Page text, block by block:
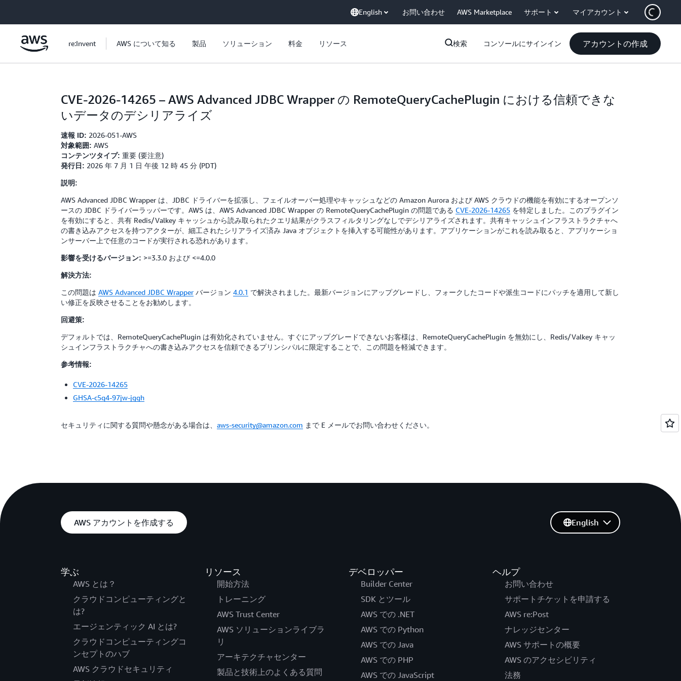
English お問い合わせ AWS Marketplace サポート マイアカウント
re:Invent AWS について知る 製品 ソリューション 料金 リソース 検索 コンソールにサインイン アカウントの作成
CVE-2026-14265 – AWS Advanced JDBC Wrapper の RemoteQueryCachePlugin における信頼できな
いデータのデシリアライズ
速報 ID: 2026-051-AWS
対象範囲: AWS
コンテンツタイプ: 重要 (要注意)
発行日: 2026 年 7 月 1 日 午後 12 時 45 分 (PDT)
説明:
AWS Advanced JDBC Wrapper は、JDBC ドライバーを拡張し、フェイルオーバー処理やキャッシュなどの Amazon Aurora および AWS クラウドの機能を有効にするオープンソ
ースの JDBC ドライバーラッパーです。AWS は、AWS Advanced JDBC Wrapper の RemoteQueryCachePlugin の問題である CVE-2026-14265 を特定しました。このプラグイン
を有効にすると、共有 Redis/Valkey キャッシュから読み取られたクエリ結果がクラスフィルタリングなしでデシリアライズされます。共有キャッシュインフラストラクチャへ
の書き込みアクセスを持つアクターが、細工されたシリアライズ済み Java オブジェクトを挿入する可能性があります。アプリケーションがこれを読み取ると、アプリケーショ
ンサーバー上で任意のコードが実行される恐れがあります。
影響を受けるバージョン: >=3.3.0 および <=4.0.0
解決方法:
この問題は AWS Advanced JDBC Wrapper バージョン 4.0.1 で解決されました。最新バージョンにアップグレードし、フォークしたコードや派生コードにパッチを適用して新し
い修正を反映させることをお勧めします。
回避策:
デフォルトでは、RemoteQueryCachePlugin は有効化されていません。すぐにアップグレードできないお客様は、RemoteQueryCachePlugin を無効にし、Redis/Valkey キャッ
シュインフラストラクチャへの書き込みアクセスを信頼できるプリンシパルに限定することで、この問題を軽減できます。
参考情報:
CVE-2026-14265
GHSA-c5q4-97jw-jggh
セキュリティに関する質問や懸念がある場合は、 aws-security@amazon.com まで E メールでお問い合わせください。
AWS アカウントを作成する
学ぶ
AWS とは？
クラウドコンピューティングと
は?
エージェンティック AI とは?
クラウドコンピューティングコ
ンセプトのハブ
AWS クラウドセキュリティ
リソース
開始方法
トレーニング
AWS Trust Center
AWS ソリューションライブラ
リ
アーキテクチャセンター
製品と技術上のよくある質問
デベロッパー
Builder Center
SDK とツール
AWS での .NET
AWS での Python
AWS での Java
AWS での PHP
AWS での JavaScript
ヘルプ
お問い合わせ
サポートチケットを申請する
AWS re:Post
ナレッジセンター
AWS サポートの概要
AWS のアクセシビリティ
法務
English